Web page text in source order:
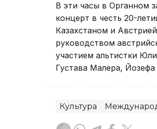
В эти часы в Органном
концерт в честь 20-
Казахстаном и
руководством
участием альтистки
Густава Малера, Йозефа
Культура